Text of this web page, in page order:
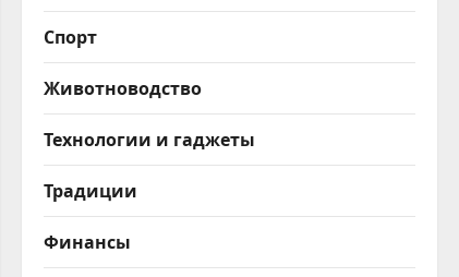
Спорт
Животноводство
Технологии и гаджеты
Традиции
Финансы